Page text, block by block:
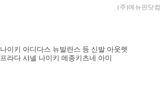
(주)메뉴판닷컴
나이키 아디다스 뉴발란스 등 신발 아웃렛
프라다 샤넬 나이키 메종키츠네 아미